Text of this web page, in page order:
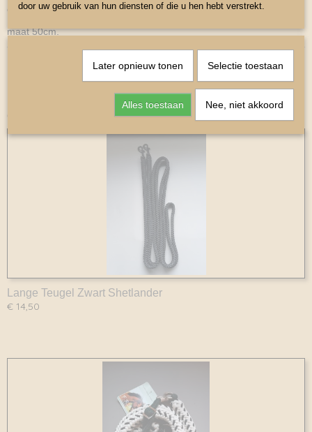
en rolgespen.
maat 50cm.
Lange Teugel Zwart Shetlander
€ 14,50
door uw gebruik van hun diensten of die u hen hebt verstrekt.
Later opnieuw tonen Selectie toestaan
Alles toestaan Nee, niet akkoord